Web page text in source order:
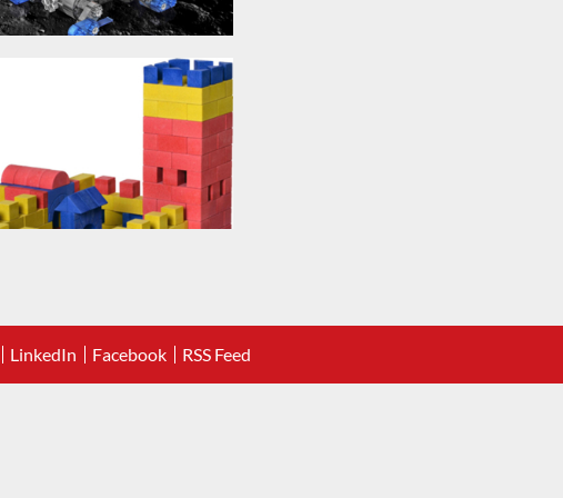
LinkedIn Facebook RSS Feed